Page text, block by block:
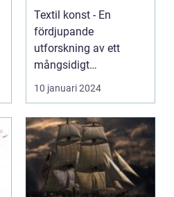
uttryck
Textil konst - En
fördjupande
utforskning av ett
mångsidigt
konstnärligt medium
10 januari 2024